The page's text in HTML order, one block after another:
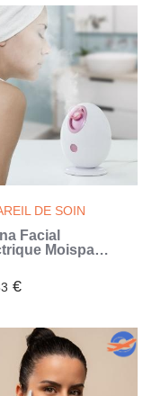
DE SOIN
Facial
Moispa
€